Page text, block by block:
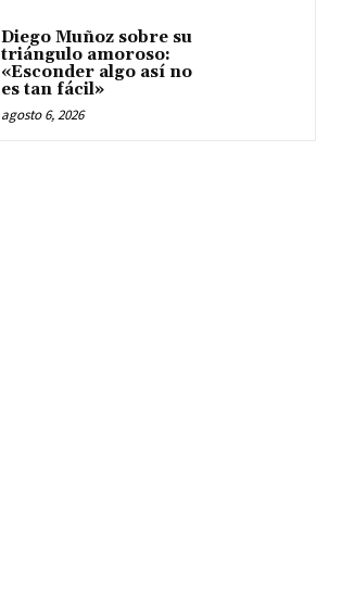
Diego Muñoz sobre su
triángulo amoroso:
«Esconder algo así no
es tan fácil»
agosto 6, 2026